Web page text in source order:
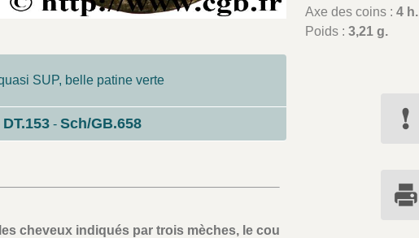
Axe des coins :4 h.
Poids :3,21 g.
SUP, belle patine verte
DT.153 - Sch/GB.658
cheveux indiqués par trois mèches, le cou